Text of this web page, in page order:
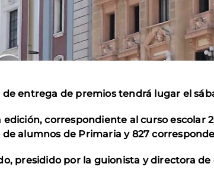
de entrega de premios tendrá lugar el
edición, correspondiente al curso escolar
alumnos de Primaria y 827
presidido por la guionista y directora de